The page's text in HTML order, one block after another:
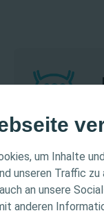
um Inhalte
unseren Traffic zu
an unsere
anderen
sich nur an